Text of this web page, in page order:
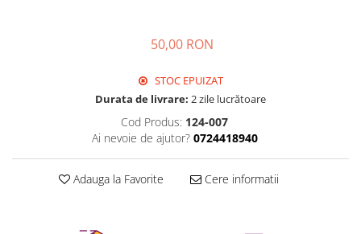
50,00 RON
STOC EPUIZAT
Durata de livrare: 2 zile lucrătoare
Cod Produs: 124-007
Ai nevoie de ajutor? 0724418940
Adauga la Favorite Cere informatii